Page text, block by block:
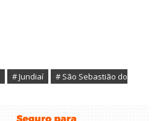
# Jundiaí
# São Sebastião do